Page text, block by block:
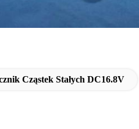
Cząstek Stałych DC16.8V